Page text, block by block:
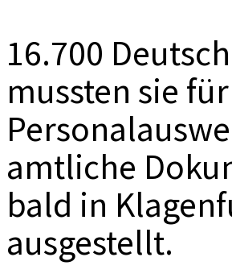
16.700
mussten sie
amtliche
bald in
ausgestellt.